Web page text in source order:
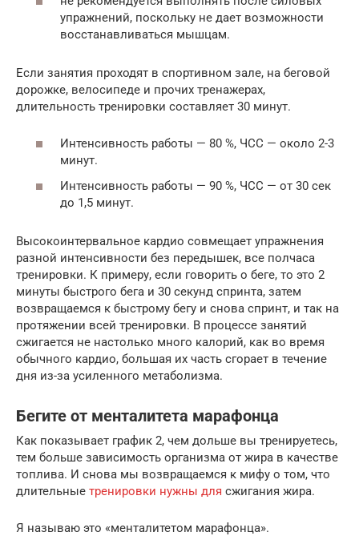
упражнений, поскольку не дает возможности
восстанавливаться мышцам.
Если занятия проходят в спортивном зале, на беговой
дорожке, велосипеде и прочих тренажерах,
длительность тренировки составляет 30 минут.
Интенсивность работы — 80 %, ЧСС — около 2-3
минут.
Интенсивность работы — 90 %, ЧСС — от 30 сек
до 1,5 минут.
Высокоинтервальное кардио совмещает упражнения
разной интенсивности без передышек, все полчаса
тренировки. К примеру, если говорить о беге, то это 2
минуты быстрого бега и 30 секунд спринта, затем
возвращаемся к быстрому бегу и снова спринт, и так на
протяжении всей тренировки. В процессе занятий
сжигается не настолько много калорий, как во время
обычного кардио, большая их часть сгорает в течение
дня из-за усиленного метаболизма.
Бегите от менталитета марафонца
Как показывает график 2, чем дольше вы тренируетесь,
тем больше зависимость организма от жира в качестве
топлива. И снова мы возвращаемся к мифу о том, что
длительные тренировки нужны для сжигания жира.
Я называю это «менталитетом марафонца».